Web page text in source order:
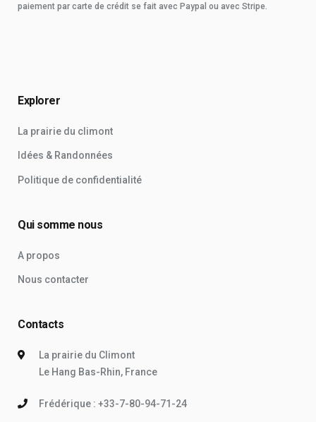
paiement par carte de crédit se fait avec Paypal ou avec Stripe.
Explorer
La prairie du climont
Idées & Randonnées
Politique de confidentialité
Qui somme nous
A propos
Nous contacter
Contacts
La prairie du Climont
Le Hang Bas-Rhin, France
Frédérique : +33-7-80-94-71-24